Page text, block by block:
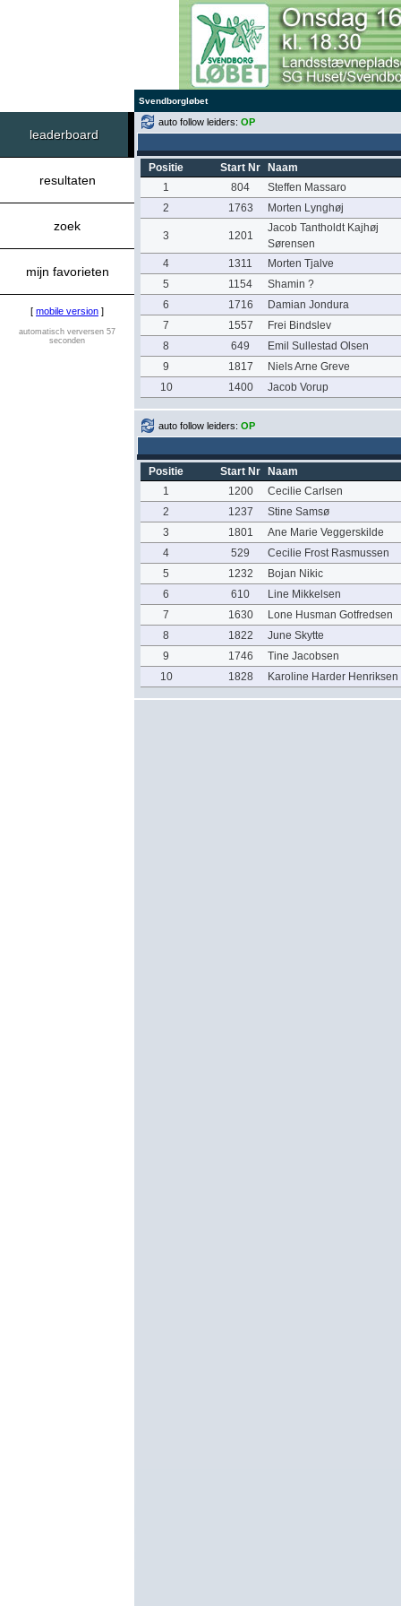
Svendborgløbet
leaderboard
resultaten
zoek
mijn favorieten
[ mobile version ]
automatisch verversen 57
seconden
auto follow leiders: OP
Positie Start Nr
Naam
1
804
Steffen Massaro
2
1763 Morten Lynghøj
3 1201
Jacob Tantholdt Kajhøj
Sørensen
4
1311
Morten Tjalve
5
1154
Shamin ?
6
1716
Damian Jondura
7
1557
Frei Bindslev
8
649
Emil Sullestad Olsen
9
1817
Niels Arne Greve
10
1400 Jacob Vorup
auto follow leiders: OP
Positie Start Nr
Naam
1
1200
Cecilie Carlsen
2
1237
Stine Samsø
3
1801
Ane Marie Veggerskilde
4
529
Cecilie Frost Rasmussen
5
1232
Bojan Nikic
6
610
Line Mikkelsen
7
1630
Lone Husman Gotfredsen
8
1822
June Skytte
9
1746
Tine Jacobsen
10
1828 Karoline Harder Henriksen